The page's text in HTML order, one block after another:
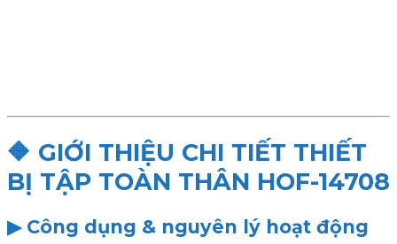
🔶 GIỚI THIỆU CHI TIẾT THIẾT
BỊ TẬP TOÀN THÂN HOF-14708
▶ Công dụng & nguyên lý hoạt động